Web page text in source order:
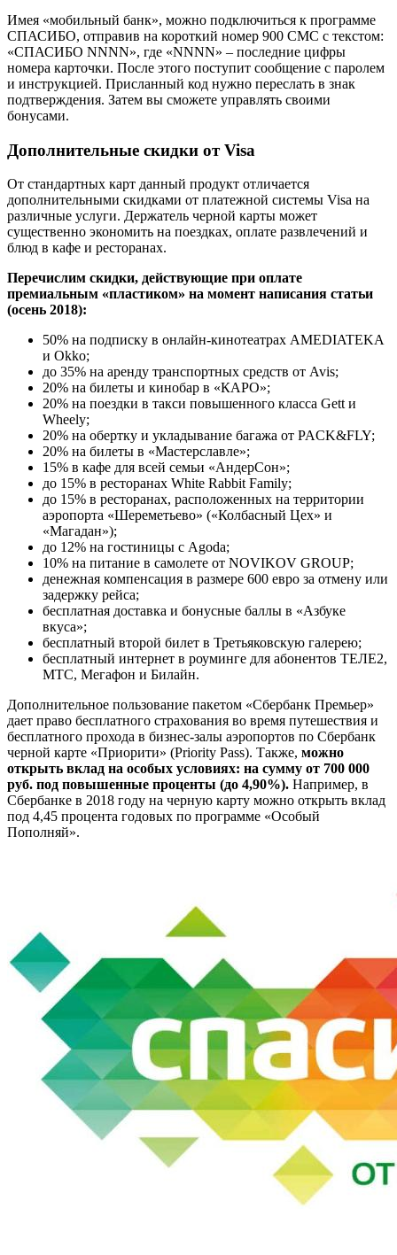
Имея «мобильный банк», можно подключиться к программе
СПАСИБО, отправив на короткий номер 900 СМС с текстом:
«СПАСИБО NNNN», где «NNNN» – последние цифры
номера карточки. После этого поступит сообщение с паролем
и инструкцией. Присланный код нужно переслать в знак
подтверждения. Затем вы сможете управлять своими
бонусами.
Дополнительные скидки от Visa
От стандартных карт данный продукт отличается
дополнительными скидками от платежной системы Visa на
различные услуги. Держатель черной карты может
существенно экономить на поездках, оплате развлечений и
блюд в кафе и ресторанах.
Перечислим скидки, действующие при оплате
премиальным «пластиком» на момент написания статьи
(осень 2018):
50% на подписку в онлайн-кинотеатрах AMEDIATEKA
и Okko;
до 35% на аренду транспортных средств от Avis;
20% на билеты и кинобар в «КАРО»;
20% на поездки в такси повышенного класса Gett и
Wheely;
20% на обертку и укладывание багажа от PACK&FLY;
20% на билеты в «Мастерславле»;
15% в кафе для всей семьи «АндерСон»;
до 15% в ресторанах White Rabbit Family;
до 15% в ресторанах, расположенных на территории
аэропорта «Шереметьево» («Колбасный Цех» и
«Магадан»);
до 12% на гостиницы с Agoda;
10% на питание в самолете от NOVIKOV GROUP;
денежная компенсация в размере 600 евро за отмену или
задержку рейса;
бесплатная доставка и бонусные баллы в «Азбуке
вкуса»;
бесплатный второй билет в Третьяковскую галерею;
бесплатный интернет в роуминге для абонентов ТЕЛЕ2,
МТС, Мегафон и Билайн.
Дополнительное пользование пакетом «Сбербанк Премьер»
дает право бесплатного страхования во время путешествия и
бесплатного прохода в бизнес-залы аэропортов по Сбербанк
черной карте «Приорити» (Priority Pass). Также, можно
открыть вклад на особых условиях: на сумму от 700 000
руб. под повышенные проценты (до 4,90%). Например, в
Сбербанке в 2018 году на черную карту можно открыть вклад
под 4,45 процента годовых по программе «Особый
Пополняй».